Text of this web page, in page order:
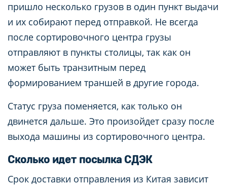
пришло несколько грузов в один пункт выдачи
и их собирают перед отправкой. Не всегда
после сортировочного центра грузы
отправляют в пункты столицы, так как он
может быть транзитным перед
формированием траншей в другие города.
Статус груза поменяется, как только он
двинется дальше. Это произойдет сразу после
выхода машины из сортировочного центра.
Сколько идет посылка СДЭК
Срок доставки отправления из Китая зависит